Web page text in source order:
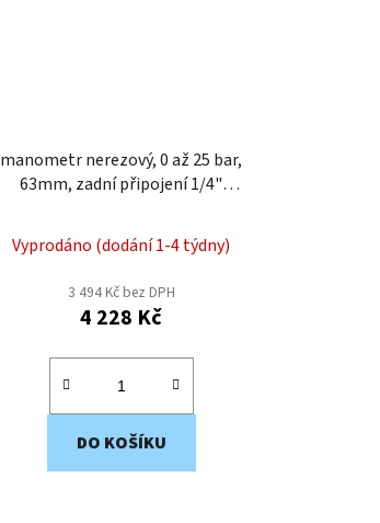
manometr nerezový, 0 až 25 bar,
63mm, zadní připojení 1/4"
Vyprodáno (dodání 1-4 týdny)
3 494 Kč bez DPH
4 228 Kč
DO KOŠÍKU